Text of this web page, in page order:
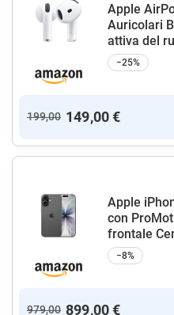
Apple
Auricolari
attiva del
−25%
199,00 149,00 €
Apple
con
frontale
−8%
979,00 899,00 €